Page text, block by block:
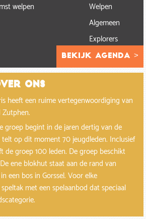
welpen
Welpen
Algemeen
Explorers
bekijk agenda >
ons
heeft een ruime vertegenwoordiging van
groep begint in de jaren dertig van de
op dit moment 70 jeugdleden. Inclusief
de groep 100 leden. De groep beschikt
ene blokhut staat aan de rand van
een bos in Gorssel. Voor elke
met een spelaanbod dat speciaal